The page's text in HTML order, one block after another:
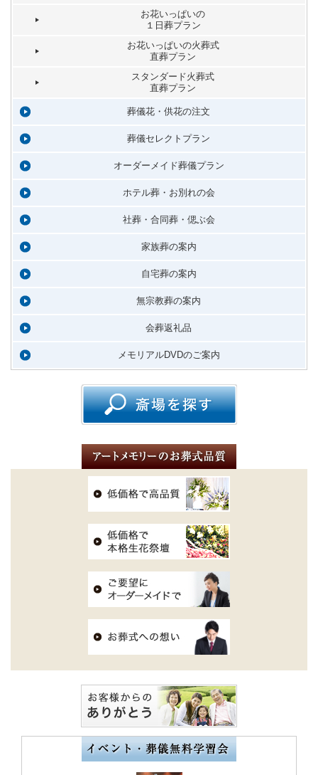
お花いっぱいの
１日葬プラン
お花いっぱいの火葬式
直葬プラン
スタンダード火葬式
直葬プラン
葬儀花・供花の注文
葬儀セレクトプラン
オーダーメイド葬儀プラン
ホテル葬・お別れの会
社葬・合同葬・偲ぶ会
家族葬の案内
自宅葬の案内
無宗教葬の案内
会葬返礼品
メモリアルDVDのご案内